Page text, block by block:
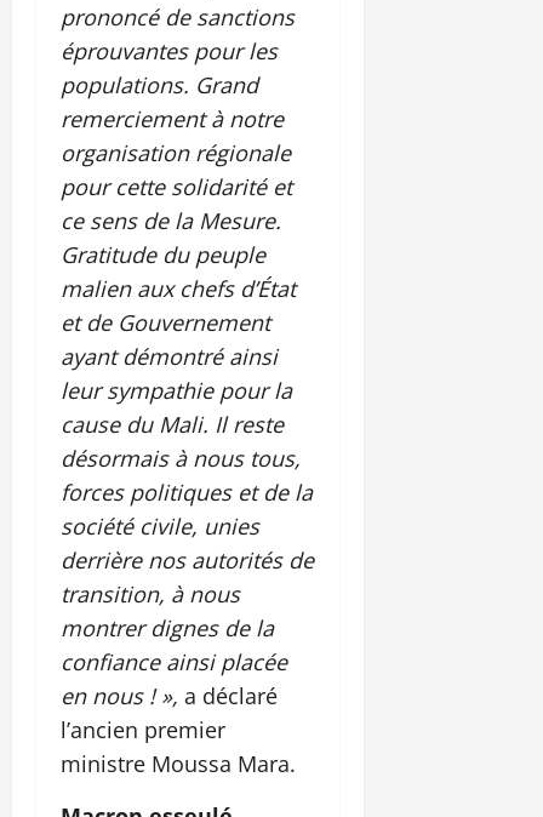
prononcé de sanctions
éprouvantes pour les
populations. Grand
remerciement à notre
organisation régionale
pour cette solidarité et
ce sens de la Mesure.
Gratitude du peuple
malien aux chefs d’État
et de Gouvernement
ayant démontré ainsi
leur sympathie pour la
cause du Mali. Il reste
désormais à nous tous,
forces politiques et de la
société civile, unies
derrière nos autorités de
transition, à nous
montrer dignes de la
confiance ainsi placée
en nous ! », a déclaré
l’ancien premier
ministre Moussa Mara.